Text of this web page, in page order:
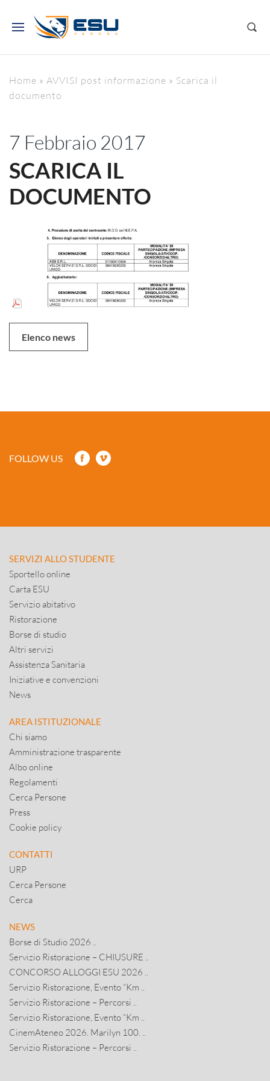
Home » AVVISI post informazione » Scarica il
documento
7 Febbraio 2017
SCARICA IL
DOCUMENTO
Elenco news
FOLLOW US
SERVIZI ALLO STUDENTE
Sportello online
Carta ESU
Servizio abitativo
Ristorazione
Borse di studio
Altri servizi
Assistenza Sanitaria
Iniziative e convenzioni
News
AREA ISTITUZIONALE
Chi siamo
Amministrazione trasparente
Albo online
Regolamenti
Cerca Persone
Press
Cookie policy
CONTATTI
URP
Cerca Persone
Cerca
NEWS
Borse di Studio 2026 ..
Servizio Ristorazione – CHIUSURE ..
CONCORSO ALLOGGI ESU 2026 ..
Servizio Ristorazione, Evento “Km ..
Servizio Ristorazione – Percorsi ..
Servizio Ristorazione, Evento “Km ..
CinemAteneo 2026. Marilyn 100. ..
Servizio Ristorazione – Percorsi ..